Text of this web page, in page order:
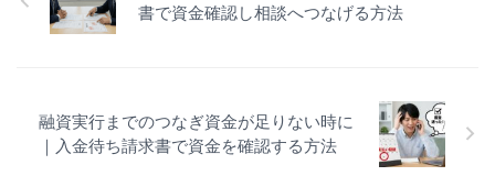
書で資金確認し相談へつなげる方法
融資実行までのつなぎ資金が足りない時に
｜入金待ち請求書で資金を確認する方法